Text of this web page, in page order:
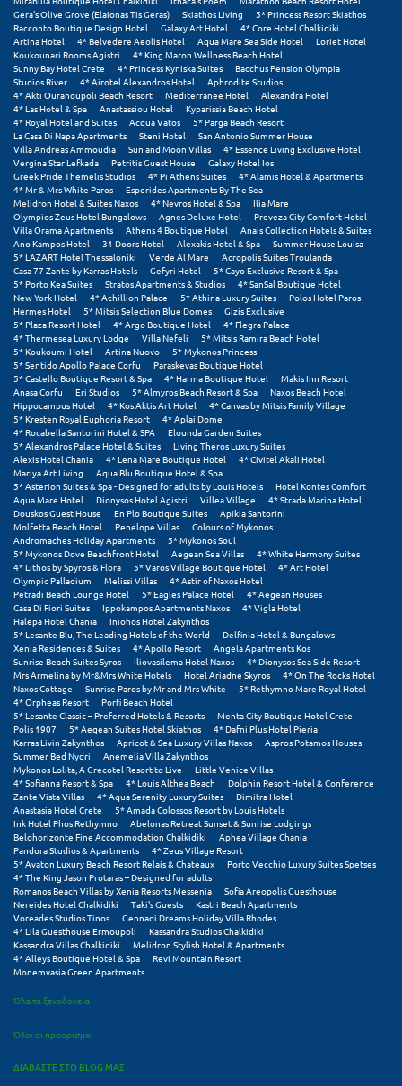
Σύβοτα
Σύμη
Σύρος
Σχοινούσα
Τ
Τζουμέρκα
Τήνος
Τολό
Τριζόνια Φωκίδος
Τρίκαλα
Τρίκαλα Κορινθίας
Τρίπολη
Τυρός
Υ
Ύδρα
Φ
Φιλιατρά Μεσσηνίας
Φλώρινα
Φοινικούντα
Χ
Χαλκίδα
Χαλκιδική
Χανιά
Χερσόνησος
Χερσόνησος Άθως
Χίος
Χράνοι Μεσσηνίας
Gera's Olive Grove (Elaionas Tis Geras)
Skiathos Living
5* Princess Resort Skiathos
Racconto Boutique Design Hotel
Galaxy Art Hotel
4* Core Hotel Chalkidiki
Artina Hotel
4* Belvedere Aeolis Hotel Aqua Mare Sea Side Hotel
Loriet Hotel
Koukounari Rooms Agistri
4* King Maron Wellness Beach Hotel
Sunny Bay Hotel Crete
4* Princess Kyniska Suites
Bacchus Pension Olympia
Studios River
4* Airotel Alexandros Hotel
Aphrodite Studios
4* Akti Ouranoupoli Beach Resort
Mediterranee Hotel
Alexandra Hotel
4* Las Hotel & Spa
Anastassiou Hotel
Kyparissia Beach Hotel
4* Royal Hotel and Suites
Acqua Vatos
5* Parga Beach Resort
La Casa Di Napa Apartments
Steni Hotel
San Antonio Summer House
Villa Andreas Ammoudia
Sun and Moon Villas
4* Essence Living Exclusive Hotel
Vergina Star Lefkada
Petritis Guest House
Galaxy Hotel Ios
Greek Pride Themelis Studios
4* Pi Athens Suites
4* Alamis Hotel & Apartments
4* Mr & Mrs White Paros
Esperides Apartments By The Sea
Melidron Hotel & Suites Naxos
4* Nevros Hotel & Spa
Ilia Mare
Olympios Zeus Hotel Bungalows
Agnes Deluxe Hotel
Preveza City Comfort Hotel
Villa Orama Apartments
Athens 4 Boutique Hotel
Anais Collection Hotels & Suites
Ano Kampos Hotel
31 Doors Hotel Alexakis Hotel & Spa
Summer House Louisa
5* LAZART Hotel Thessaloniki
Verde Al Mare
Acropolis Suites Troulanda
Casa 77 Zante by Karras Hotels
Gefyri Hotel
5* Cayo Exclusive Resort & Spa
5* Porto Kea Suites
Stratos Apartments & Studios
4* SanSal Boutique Hotel
New York Hotel
4* Achillion Palace 5* Athina Luxury Suites
Polos Hotel Paros
Hermes Hotel
5* Mitsis Selection Blue Domes
Gizis Exclusive
5* Plaza Resort Hotel
4* Argo Boutique Hotel
4* Flegra Palace
4* Thermesea Luxury Lodge
Villa Nefeli
5* Mitsis Ramira Beach Hotel
5* Koukoumi Hotel
Artina Nuovo
5* Mykonos Princess
5* Sentido Apollo Palace Corfu
Paraskevas Boutique Hotel
5* Castello Boutique Resort & Spa
4* Harma Boutique Hotel
Makis Inn Resort
Anasa Corfu
Eri Studios 5* Almyros Beach Resort & Spa
Naxos Beach Hotel
Hippocampus Hotel
4* Kos Aktis Art Hotel
4* Canvas by Mitsis Family Village
5* Kresten Royal Euphoria Resort
4* Aplai Dome
4* Rocabella Santorini Hotel & SPA
Elounda Garden Suites
5* Alexandros Palace Hotel & Suites
Living Theros Luxury Suites
Alexis Hotel Chania
4* Lena Mare Boutique Hotel
4* Civitel Akali Hotel
Mariya Art Living
Aqua Blu Boutique Hotel & Spa
5* Asterion Suites & Spa - Designed for adults by Louis Hotels
Hotel Kontes Comfort
Aqua Mare Hotel
Dionysos Hotel Agistri Villea Village
4* Strada Marina Hotel
Douskos Guest House
En Plo Boutique Suites
Apikia Santorini
Molfetta Beach Hotel
Penelope Villas
Colours of Mykonos
Andromaches Holiday Apartments
5* Mykonos Soul
5* Mykonos Dove Beachfront Hotel
Aegean Sea Villas
4* White Harmony Suites
4* Lithos by Spyros & Flora
5* Varos Village Boutique Hotel
4* Art Hotel
Olympic Palladium
Melissi Villas
4* Astir of Naxos Hotel
Petradi Beach Lounge Hotel
5* Eagles Palace Hotel
4* Aegean Houses
Casa Di Fiori Suites
Ippokampos Apartments Naxos
4* Vigla Hotel
Halepa Hotel Chania
Iniohos Hotel Zakynthos
5* Lesante Blu, The Leading Hotels of the World
Delfinia Hotel & Bungalows
Xenia Residences & Suites
4* Apollo Resort
Angela Apartments Kos
Sunrise Beach Suites Syros
Iliovasilema Hotel Naxos
4* Dionysos Sea Side Resort
Mrs Armelina by Mr&Mrs White Hotels
Hotel Ariadne Skyros
4* On The Rocks Hotel
Naxos Cottage
Sunrise Paros by Mr and Mrs White
5* Rethymno Mare Royal Hotel
4* Orpheas Resort
Porfi Beach Hotel
5* Lesante Classic – Preferred Hotels & Resorts
Menta City Boutique Hotel Crete
Polis 1907
5* Aegean Suites Hotel Skiathos
4* Dafni Plus Hotel Pieria
Karras Livin Zakynthos
Apricot & Sea Luxury Villas Naxos
Aspros Potamos Houses
Summer Bed Nydri
Anemelia Villa Zakynthos
Mykonos Lolita, A Grecotel Resort to Live
Little Venice Villas
4* Sofianna Resort & Spa
4* Louis Althea Beach
Dolphin Resort Hotel & Conference
Zante Vista Villas
4* Aqua Serenity Luxury Suites
Dimitra Hotel
Anastasia Hotel Crete
5* Amada Colossos Resort by Louis Hotels
Ink Hotel Phos Rethymno
Abelonas Retreat Sunset & Sunrise Lodgings
Belohorizonte Fine Accommodation Chalkidiki
Aphea Village Chania
Pandora Studios & Apartments
4* Zeus Village Resort
5* Avaton Luxury Beach Resort Relais & Chateaux
Porto Vecchio Luxury Suites Spetses
4* The King Jason Protaras – Designed for adults
Romanos Beach Villas by Xenia Resorts Messenia
Sofia Areopolis Guesthouse
Nereides Hotel Chalkidiki
Taki's Guests
Kastri Beach Apartments
Voreades Studios Tinos
Gennadi Dreams Holiday Villa Rhodes
4* Lila Guesthouse Ermoupoli
Kassandra Studios Chalkidiki
Kassandra Villas Chalkidiki
Melidron Stylish Hotel & Apartments
4* Alleys Boutique Hotel & Spa
Revi Mountain Resort
Monemvasia Green Apartments
Όλα τα ξενοδοχεία
Όλοι οι προορισμοί
ΔΙΑΒΑΣΤΕ ΣΤΟ BLOG ΜΑΣ